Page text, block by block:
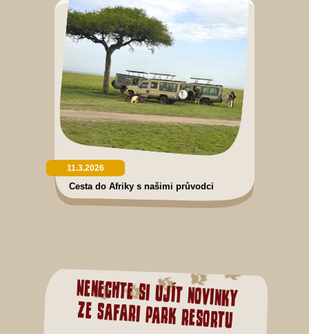
11.3.2026
Cesta do Afriky s našimi průvodci
Nenechte si ujít novinky
ze Safari Park resortu